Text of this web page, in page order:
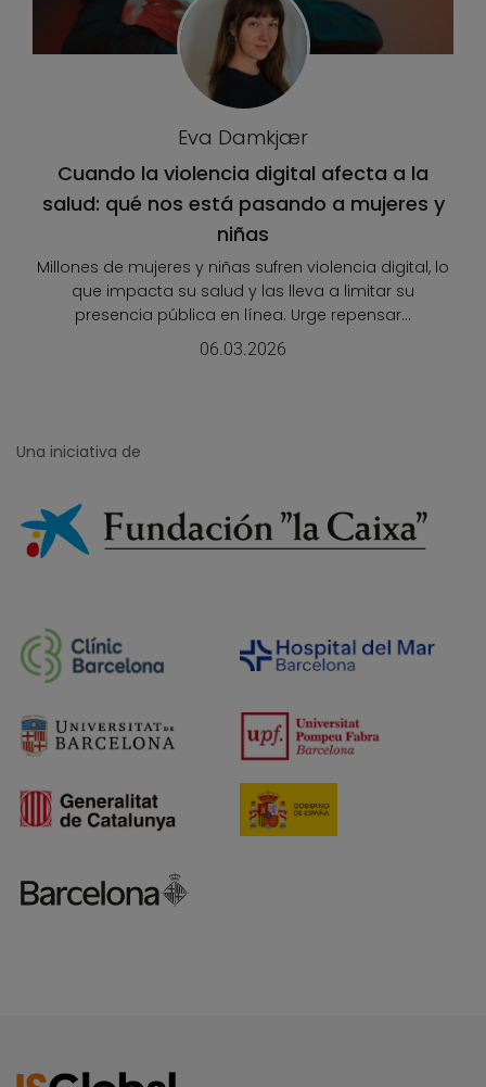
Eva Damkjær
Cuando la violencia digital afecta a la
salud: qué nos está pasando a mujeres y
niñas
Millones de mujeres y niñas sufren violencia digital, lo
que impacta su salud y las lleva a limitar su
presencia pública en línea. Urge repensar...
06.03.2026
Una iniciativa de